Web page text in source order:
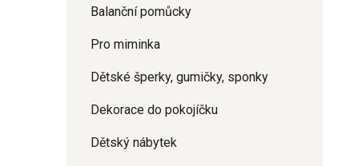
Balanční pomůcky
Pro miminka
Dětské šperky, gumičky, sponky
Dekorace do pokojíčku
Dětský nábytek